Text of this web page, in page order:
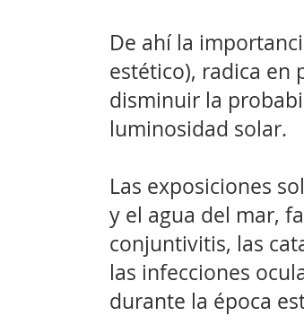
De ahí la
estético), radica en
disminuir la
luminosidad solar.
Las exposiciones
y el agua del mar,
conjuntivitis, las
las infecciones
durante la época